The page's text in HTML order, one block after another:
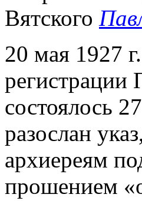
Вятского
20 мая 1927
регистрации
состоялось
разослан
архиереям
прошением